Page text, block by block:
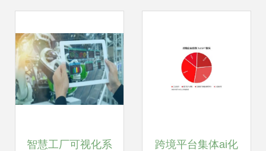
智慧工厂可视化系 跨境平台集体ai化